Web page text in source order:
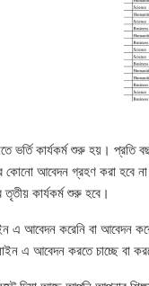
ভর্তি কার্যকর্ম শুরু হয়।
কোনো আবেদন গ্রহণ করা হবে
কার্যকর্ম শুরু হবে।
আবেদন করেনি বা আবেদন
এ আবেদন করতে চাচ্ছে বা